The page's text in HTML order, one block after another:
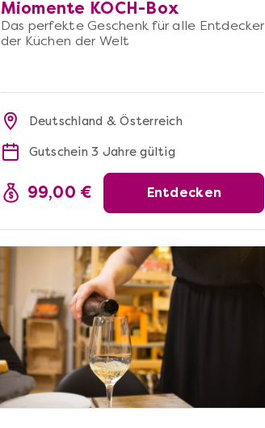
Miomente KOCH-Box
Das perfekte Geschenk für alle Entdecker
der Küchen der Welt
Deutschland & Österreich
Gutschein 3 Jahre gültig
99,00 € Entdecken